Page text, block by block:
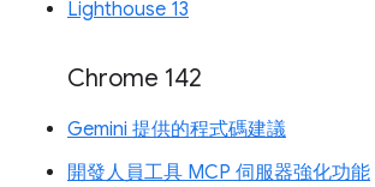
Lighthouse 13
Chrome 142
Gemini 提供的程式碼建議
開發人員工具 MCP 伺服器強化功能